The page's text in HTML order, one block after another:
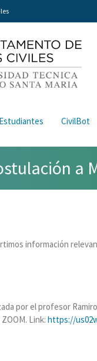
Estudiantes CivilBot
a
información
por el profesor
Link: https://